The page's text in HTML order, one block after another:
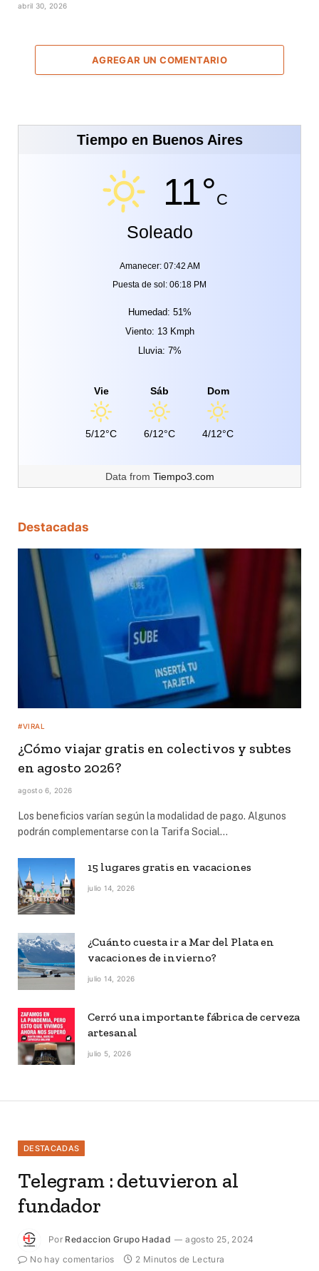
abril 30, 2026
AGREGAR UN COMENTARIO
Tiempo en Buenos Aires
11°C
Soleado
Amanecer: 07:42 AM
Puesta de sol: 06:18 PM
Humedad: 51%
Viento: 13 Kmph
Lluvia: 7%
Vie
5/12°C
Sáb
6/12°C
Dom
4/12°C
Data from Tiempo3.com
Destacadas
#VIRAL
¿Cómo viajar gratis en colectivos y subtes
en agosto 2026?
agosto 6, 2026
Los beneficios varían según la modalidad de pago. Algunos
podrán complementarse con la Tarifa Social…
15 lugares gratis en vacaciones
julio 14, 2026
¿Cuánto cuesta ir a Mar del Plata en
vacaciones de invierno?
julio 14, 2026
Cerró una importante fábrica de cerveza
artesanal
julio 5, 2026
DESTACADAS
Telegram : detuvieron al
fundador
Por Redaccion Grupo Hadad
agosto 25, 2024
No hay comentarios
2 Minutos de Lectura